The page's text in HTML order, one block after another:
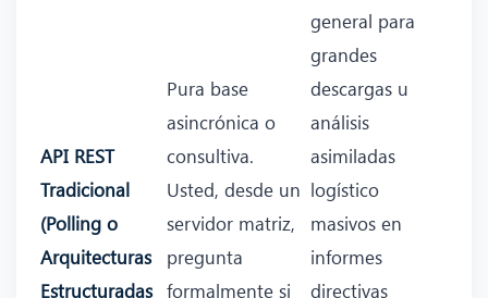
API REST
Tradicional
(Polling o
Arquitecturas
Estructuradas
Pura base
asincrónica o
consultiva.
Usted, desde un
servidor matriz,
pregunta
formalmente si
general para
grandes
descargas u
análisis
asimiladas
logístico
masivos en
informes
directivas